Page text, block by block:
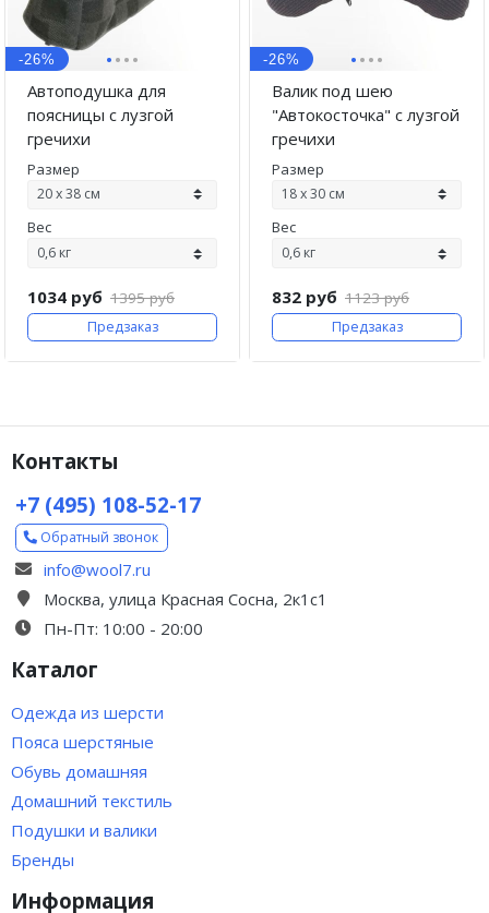
····
-26%
Автоподушка для
поясницы с лузгой
гречихи
Размер
Вес
1034 руб 1395 руб
Предзаказ
····
-26%
Валик под шею
"Автокосточка" с лузгой
гречихи
Размер
Вес
832 руб 1123 руб
Предзаказ
Контакты
+7 (495) 108-52-17
Обратный звонок
info@wool7.ru
Москва, улица Красная Сосна, 2к1с1
Пн-Пт: 10:00 - 20:00
Каталог
Одежда из шерсти
Пояса шерстяные
Обувь домашняя
Домашний текстиль
Подушки и валики
Бренды
Информация